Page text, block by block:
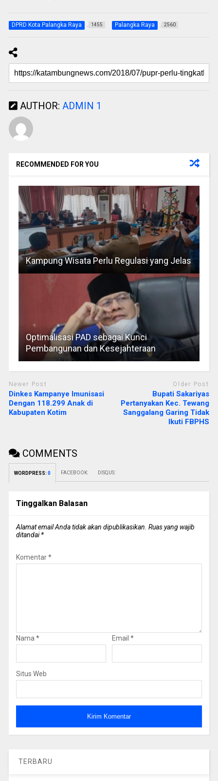
DPRD Kota Palangka Raya 1455 Palangka Raya 2560
AUTHOR: ADMIN 1
RECOMMENDED FOR YOU
Kampung Wisata Perlu Regulasi yang Jelas
Optimalisasi PAD sebagai Kunci
Pembangunan dan Kesejahteraan
Newer Post
Dinkes Kampanye Imunisasi
Dengan 118.299 Anak di
Kabupaten Kotim
Older Post
Bupati Sakariyas
Pertanyakan Kec. Tewang
Sanggalang Garing Tidak
Ikuti FBPHS
COMMENTS
WORDPRESS: 0 FACEBOOK: DISQUS:
Tinggalkan Balasan
Alamat email Anda tidak akan dipublikasikan. Ruas yang wajib
ditandai*
Komentar*
Nama * Email *
Situs Web
TERBARU